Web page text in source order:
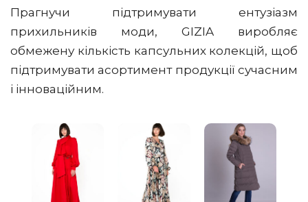
Прагнучи підтримувати ентузіазм
прихильників моди, GIZIA виробляє
обмежену кількість капсульних колекцій, щоб
підтримувати асортимент продукції сучасним
і інноваційним.